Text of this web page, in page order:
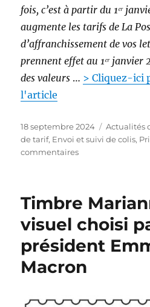
fois, c’est à partir du 1ᵉʳ
augmente les tarifs de La
d’affranchissement de vos
prennent effet au 1ᵉʳ janvier
des valeurs … > Cliquez-ici
l'article
P
u
b
l
18 septembre 2024
C
a
r
e
Actualités
de tarif, Envoi et suivi de colis,
commentairess
a
i
f
s
p
t
Timbre
visuel choisi
président
Macron